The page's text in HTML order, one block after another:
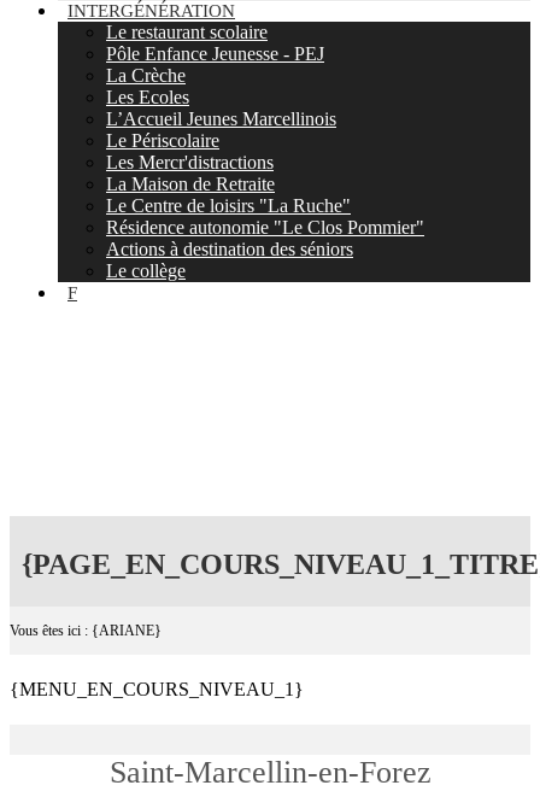
INTERGÉNÉRATION
Le restaurant scolaire
Pôle Enfance Jeunesse - PEJ
La Crèche
Les Ecoles
L’Accueil Jeunes Marcellinois
Le Périscolaire
Les Mercr'distractions
La Maison de Retraite
Le Centre de loisirs "La Ruche"
Résidence autonomie "Le Clos Pommier"
Actions à destination des séniors
Le collège
F
Vous êtes ici : {ARIANE}
{MENU_EN_COURS_NIVEAU_1}
Saint-Marcellin-en-Forez